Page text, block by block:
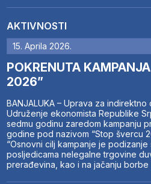
AKTIVNOSTI
15. Aprila 2026.
POKRENUTA
2026”
BANJALUKA – Uprava za
Udruženje ekonomista Republike
sedmu godinu zaredom kampanju
godine pod nazivom “Stop švercu
“Osnovni cilj kampanje je
posljedicama nelegalne trgovine
prerađevina, kao i na jačanju